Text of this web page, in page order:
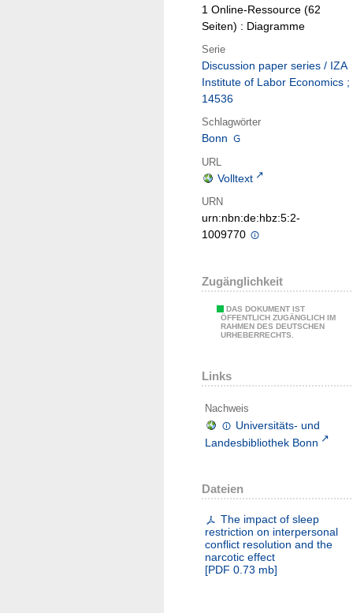
1 Online-Ressource (62
Seiten) : Diagramme
Serie
Discussion paper series / IZA
Institute of Labor Economics ;
14536
Schlagwörter
Bonn
URL
Volltext
URN
urn:nbn:de:hbz:5:2-
1009770
Zugänglichkeit
DAS DOKUMENT IST
ÖFFENTLICH ZUGÄNGLICH IM
RAHMEN DES DEUTSCHEN
URHEBERRECHTS.
Links
Nachweis
Universitäts- und
Landesbibliothek Bonn
Dateien
The impact of sleep
restriction on interpersonal
conflict resolution and the
narcotic effect
[PDF 0.73 mb]